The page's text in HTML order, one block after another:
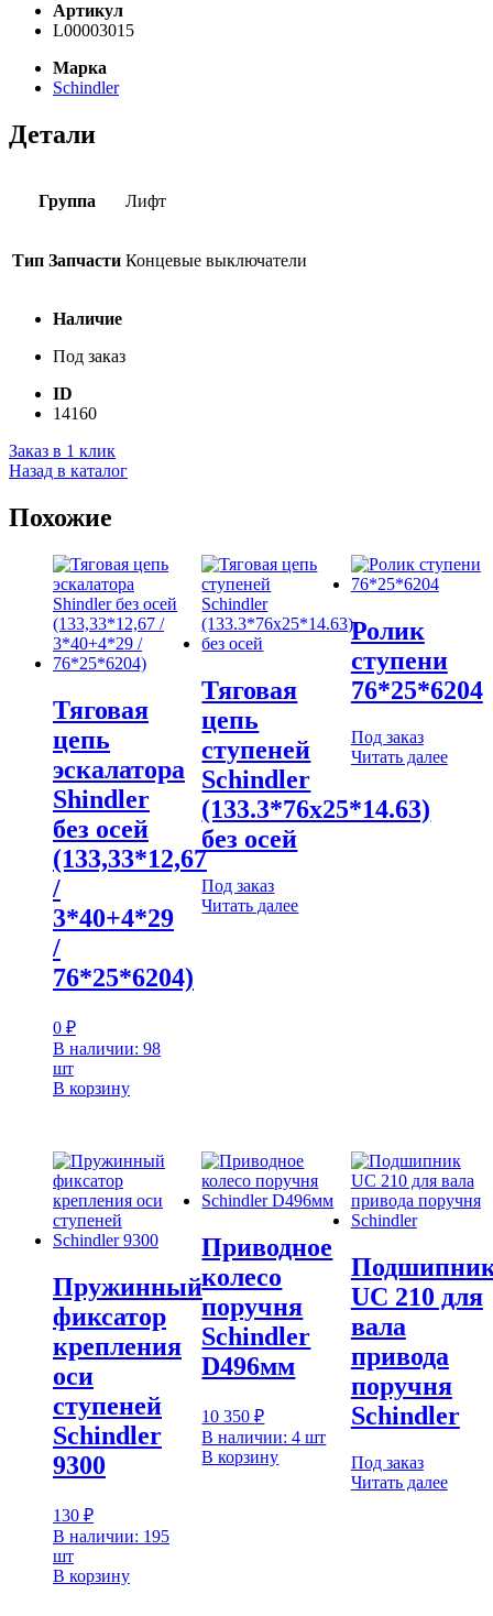
Артикул
L00003015
Марка
Schindler
Детали
Группа Лифт
Тип Запчасти Концевые выключатели
Наличие
Под заказ
ID
14160
Заказ в 1 клик
Назад в каталог
Похожие
Тяговая
цепь
эскалатора
Shindler
без осей
(133,33*12,67
/
3*40+4*29
/
76*25*6204)
0 ₽
В наличии: 98
шт
В корзину
Тяговая
цепь
ступеней
Schindler
(133.3*76х25*14.63)
без осей
Под заказ
Читать далее
Ролик
ступени
76*25*6204
Под заказ
Читать далее
Пружинный
фиксатор
крепления
оси
ступеней
Schindler
9300
130 ₽
В наличии: 195
шт
В корзину
Приводное
колесо
поручня
Schindler
D496мм
10 350₽
В наличии: 4 шт
В корзину
UC 210 для
вала
привода
поручня
Schindler
Под заказ
Читать далее